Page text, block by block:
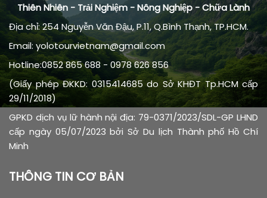
Thiên Nhiên - Trải Nghiệm - Nông Nghiệp - Chữa Lành
Địa chỉ: 254 Nguyễn Văn Đậu, P.11, Q.Bình Thạnh, TP.HCM.
Email: yolotourvietnam@gmail.com
Hotline:0852 865 688 - 0978 626 856
(Giấy phép ĐKKD: 0315414685 do Sở KHĐT Tp.HCM cấp
29/11/2018)
GPKD dịch vụ lữ hành nội địa: 79-0371/2023/SDL-GP LHND
cấp ngày 05/07/2023 bởi Sở Du lịch Thành phố Hồ Chí
Minh
THÔNG TIN CƠ BẢN